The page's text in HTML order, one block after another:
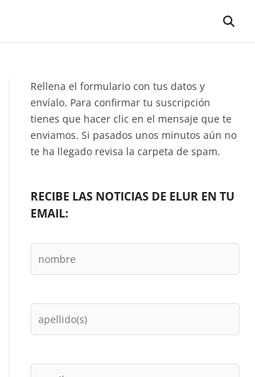
Rellena el formulario con tus datos y
envíalo. Para confirmar tu suscripción
tienes que hacer clic en el mensaje que te
enviamos. Si pasados unos minutos aún no
te ha llegado revisa la carpeta de spam.
RECIBE LAS NOTICIAS DE ELUR EN TU
EMAIL: